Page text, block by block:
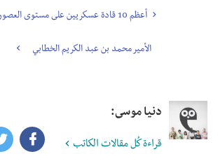
أعظم 10 قادة عسكريين على مستوى العصور
الأمير محمد بن عبد الكريم الخطابي
دنيا موسى:
قراءة كُل مقالات الكاتب